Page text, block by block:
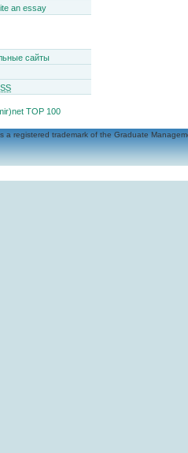
an essay
сайты
a registered trademark of the Graduate